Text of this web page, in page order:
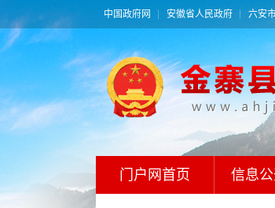
中国政府网 安徽省人民政府 六安
门户网首页 信息